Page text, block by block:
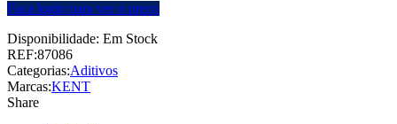
Faça login para ver o preço
Disponibilidade: Em Stock
REF:87086
Categorias:Aditivos
Marcas:KENT
Share